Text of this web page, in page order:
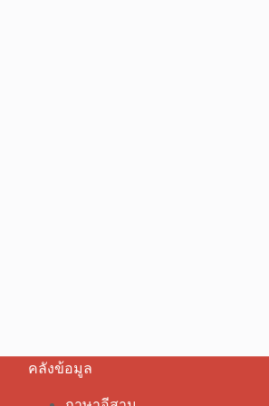
คลังข้อมูล